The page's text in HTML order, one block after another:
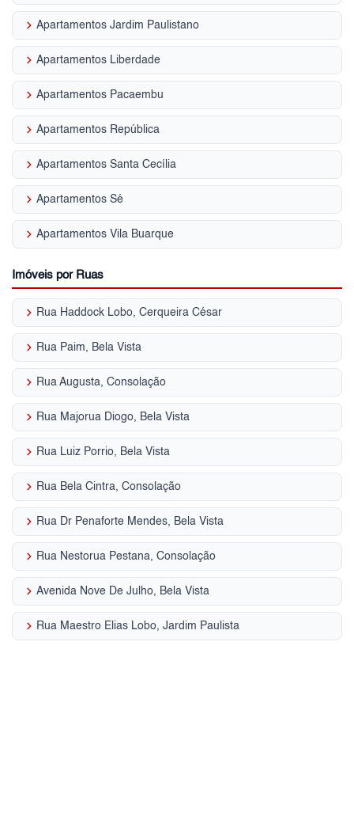
keyboard_arrow_right Apartamentos Jardim Paulistano
keyboard_arrow_right Apartamentos Liberdade
keyboard_arrow_right Apartamentos Pacaembu
keyboard_arrow_right Apartamentos República
keyboard_arrow_right Apartamentos Santa Cecília
keyboard_arrow_right Apartamentos Sé
keyboard_arrow_right Apartamentos Vila Buarque
Imóveis por Ruas
keyboard_arrow_right Rua Haddock Lobo, Cerqueira César
keyboard_arrow_right Rua Paim, Bela Vista
keyboard_arrow_right Rua Augusta, Consolação
keyboard_arrow_right Rua Majorua Diogo, Bela Vista
keyboard_arrow_right Rua Luiz Porrio, Bela Vista
keyboard_arrow_right Rua Bela Cintra, Consolação
keyboard_arrow_right Rua Dr Penaforte Mendes, Bela Vista
keyboard_arrow_right Rua Nestorua Pestana, Consolação
keyboard_arrow_right Avenida Nove De Julho, Bela Vista
keyboard_arrow_right Rua Maestro Elias Lobo, Jardim Paulista